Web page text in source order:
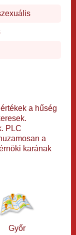
a hűség
PLC
a
karának
Győr